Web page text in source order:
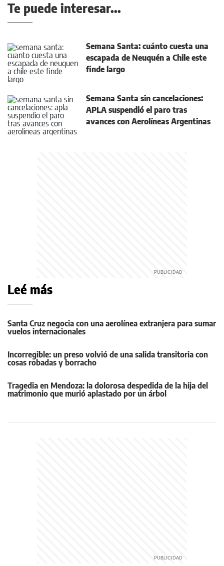
Te puede interesar...
Semana Santa: cuánto cuesta una
escapada de Neuquén a Chile este
finde largo
Semana Santa sin cancelaciones:
APLA suspendió el paro tras
avances con Aerolíneas Argentinas
Leé más
Santa Cruz negocia con una aerolínea extranjera para sumar
vuelos internacionales
Incorregible: un preso volvió de una salida transitoria con
cosas robadas y borracho
Tragedia en Mendoza: la dolorosa despedida de la hija del
matrimonio que murió aplastado por un árbol